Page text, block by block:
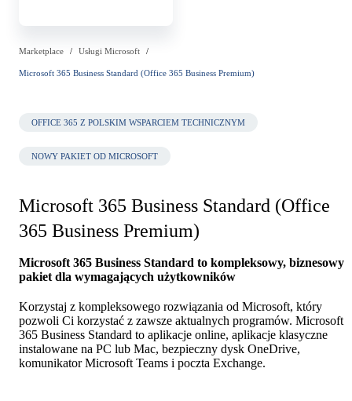
Marketplace Usługi Microsoft
Microsoft 365 Business Standard (Office 365 Business Premium)
OFFICE 365 Z POLSKIM WSPARCIEM TECHNICZNYM
NOWY PAKIET OD MICROSOFT
Microsoft 365 Business Standard (Office
365 Business Premium)
Microsoft 365 Business Standard to kompleksowy, biznesowy
pakiet dla wymagających użytkowników
Korzystaj z kompleksowego rozwiązania od Microsoft, który
pozwoli Ci korzystać z zawsze aktualnych programów. Microsoft
365 Business Standard to aplikacje online, aplikacje klasyczne
instalowane na PC lub Mac, bezpieczny dysk OneDrive,
komunikator Microsoft Teams i poczta Exchange.